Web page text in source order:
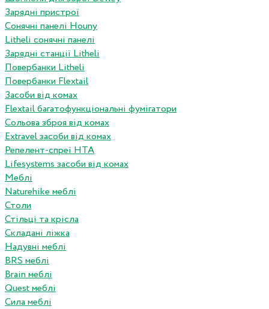
Зарядні пристрої
Сонячні панелі Houny
Litheli сонячні панелі
Зарядні станції Litheli
Повербанки Litheli
Повербанки Flextail
Засоби від комах
Flextail багатофункціональні фумігатори
Сольова зброя від комах
Extravel засоби від комах
Репелент-спреї HTA
Lifesystems засоби від комах
Меблі
Naturehike меблі
Столи
Стільці та крісла
Складані ліжка
Надувні меблі
BRS меблі
Brain меблі
Quest меблі
Сила меблі